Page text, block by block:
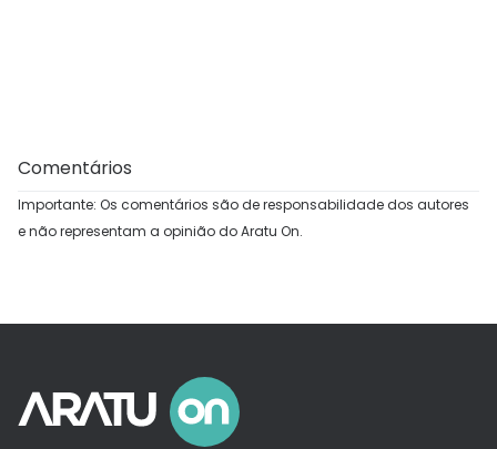
Comentários
Importante: Os comentários são de responsabilidade dos autores
e não representam a opinião do Aratu On.